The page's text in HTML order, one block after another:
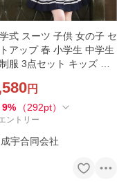
式 スーツ 子供 女の子 セ
アップ 春 小学生 中学生
服 3点セット キッズ フ
カート シャツ 卒業式 子
服 発表会
円
9% （292pt）
ントリー
成宇合同会社